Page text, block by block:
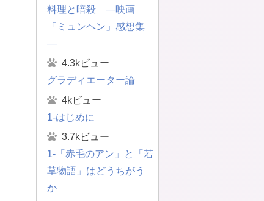
料理と暗殺 ―映画
「ミュンヘン」感想集
―
4.3kビュー
グラディエーター論
4kビュー
1-はじめに
3.7kビュー
1-「赤毛のアン」と「若
草物語」はどうちがう
か